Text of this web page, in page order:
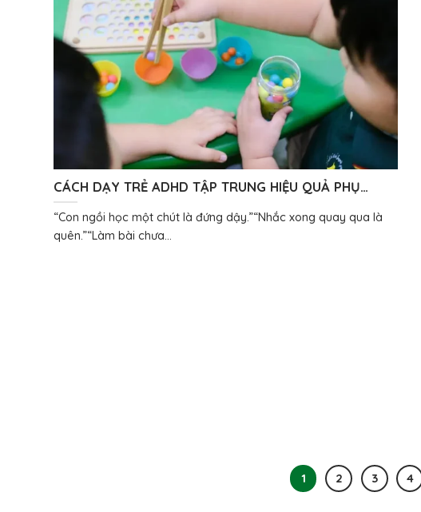
CÁCH DẠY TRẺ ADHD TẬP TRUNG HIỆU QUẢ PHỤ
HUYNH NÊN BIẾT
“Con ngồi học một chút là đứng dậy.”“Nhắc xong quay qua là
quên.”“Làm bài chưa...
1 2 3 4